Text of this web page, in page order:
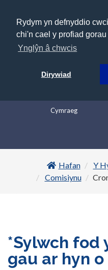
Rydym yn defnyddio
chi'n cael y profiad
Ynglŷn â chwcis
Dirywiad
Cymraeg
Hafan
Y
Comisiynu
*Sylwch fod
gau ar hyn